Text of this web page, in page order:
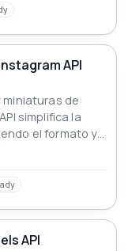
API
miniaturas de
simplifica la
el formato y
API